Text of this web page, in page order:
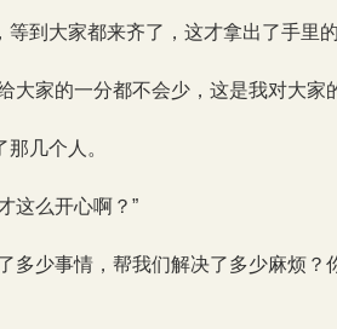
到大家都来齐了，这才拿出了手里的
大家的一分都不会少，这是我对大家
几个人。
这么开心啊？”
多少事情，帮我们解决了多少麻烦